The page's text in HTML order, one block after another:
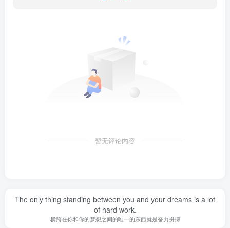
暂无评论内容
The only thing standing between you and your dreams is a lot
of hard work.
横跨在你和你的梦想之间的唯一的东西就是奋力拼搏